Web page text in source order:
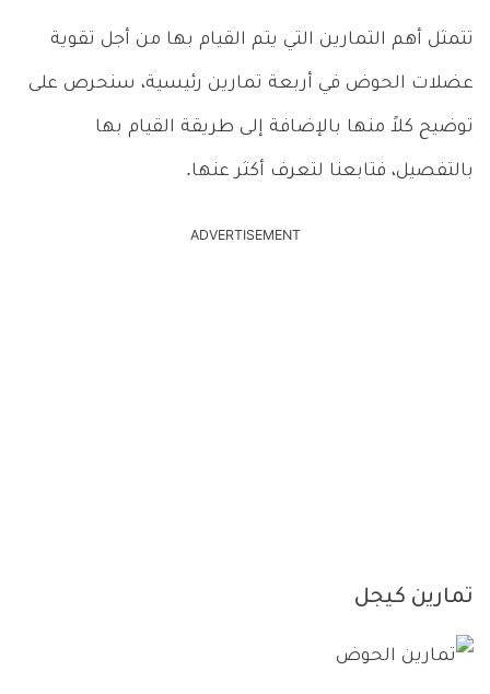
تتمثل أهم التمارين التي يتم القيام بها من أجل تقوية
عضلات الحوض في أربعة تمارين رئيسية، سنحرص على
توضيح كلاً منها بالإضافة إلى طريقة القيام بها
بالتفصيل، فتابعنا لتعرف أكثر عنها.
ADVERTISEMENT
تمارين كيجل